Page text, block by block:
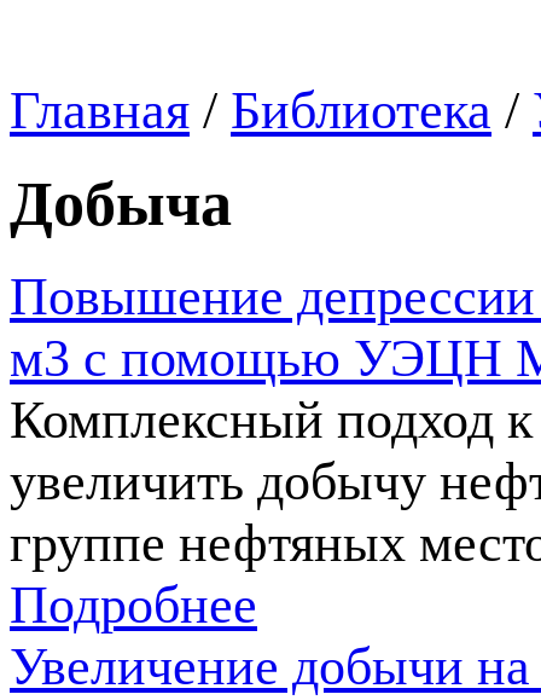
Главная / Библиотека /
Добыча
Повышение депрессии
м3 с помощью УЭЦН
Комплексный подход
увеличить добычу
группе нефтяных
Подробнее
Увеличение добычи